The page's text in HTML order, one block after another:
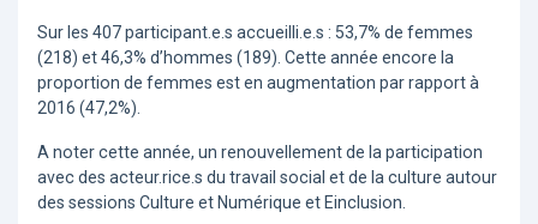
Sur les 407 participant.e.s accueilli.e.s : 53,7% de femmes
(218) et 46,3% d’hommes (189). Cette année encore la
proportion de femmes est en augmentation par rapport à
2016 (47,2%).
A noter cette année, un renouvellement de la participation
avec des acteur.rice.s du travail social et de la culture autour
des sessions Culture et Numérique et Einclusion.